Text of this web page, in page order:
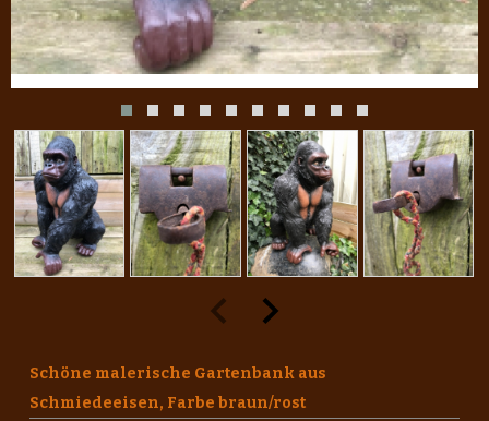
Schöne malerische Gartenbank aus
Schmiedeeisen, Farbe braun/rost